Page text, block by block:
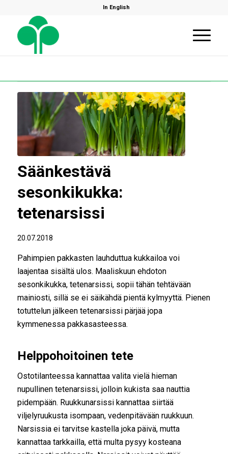
In English
Säänkestävä
sesonkikukka:
tetenarsissi
20.07.2018
Pahimpien pakkasten lauhduttua kukkailoa voi
laajentaa sisältä ulos. Maaliskuun ehdoton
sesonkikukka, tetenarsissi, sopii tähän tehtävään
mainiosti, sillä se ei säikähdä pientä kylmyyttä. Pienen
totuttelun jälkeen tetenarsissi pärjää jopa
kymmenessa pakkasasteessa.
Helppohoitoinen tete
Ostotilanteessa kannattaa valita vielä hieman
nupullinen tetenarsissi, jolloin kukista saa nauttia
pidempään. Ruukkunarsissi kannattaa siirtää
viljelyruukusta isompaan, vedenpitävään ruukkuun.
Narsissia ei tarvitse kastella joka päivä, mutta
kannattaa tarkkailla, että multa pysyy kosteana